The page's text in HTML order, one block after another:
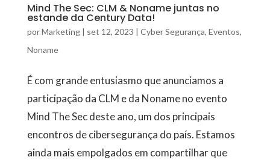
Mind The Sec: CLM & Noname juntas no
estande da Century Data!
porMarketing| set 12, 2023 | Cyber Segurança, Eventos,
Noname
É com grande entusiasmo que anunciamos a
participação da CLM e da Noname no evento
Mind The Sec deste ano, um dos principais
encontros de cibersegurança do país. Estamos
ainda mais empolgados em compartilhar que